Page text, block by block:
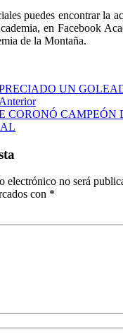
puedes encontrar la
en Facebook
de la Montaña.
UN
CORONÓ CAMPEÓN
electrónico no será
con *